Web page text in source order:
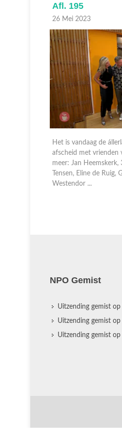
Afl. 195
26 Mei 2023
Het is vandaag de
afscheid met vrienden
meer: Jan Heemskerk,
Tensen, Eline de Ruig,
Westendor ...
NPO Gemist
Uitzending gemist
Uitzending gemist
Uitzending gemist